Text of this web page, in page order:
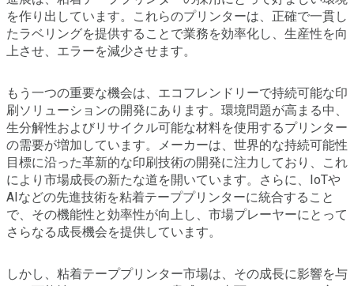
を作り出しています。これらのプリンターは、正確で一貫し
たラベリングを提供することで業務を効率化し、生産性を向
上させ、エラーを減少させます。
もう一つの重要な機会は、エコフレンドリーで持続可能な印
刷ソリューションの開発にあります。環境問題が高まる中、
生分解性およびリサイクル可能な材料を使用するプリンター
の需要が増加しています。メーカーは、世界的な持続可能性
目標に沿った革新的な印刷技術の開発に注力しており、これ
により市場成長の新たな道を開いています。さらに、IoTや
AIなどの先進技術を粘着テーププリンターに統合すること
で、その機能性と効率性が向上し、市場プレーヤーにとって
さらなる成長機会を提供しています。
しかし、粘着テーププリンター市場は、その成長に影響を与